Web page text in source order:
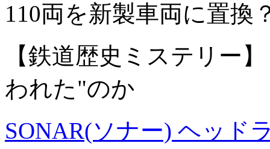
110両を新製車両に置換
【鉄道歴史ミステリー
われた"のか
SONAR(ソナー) ヘッド